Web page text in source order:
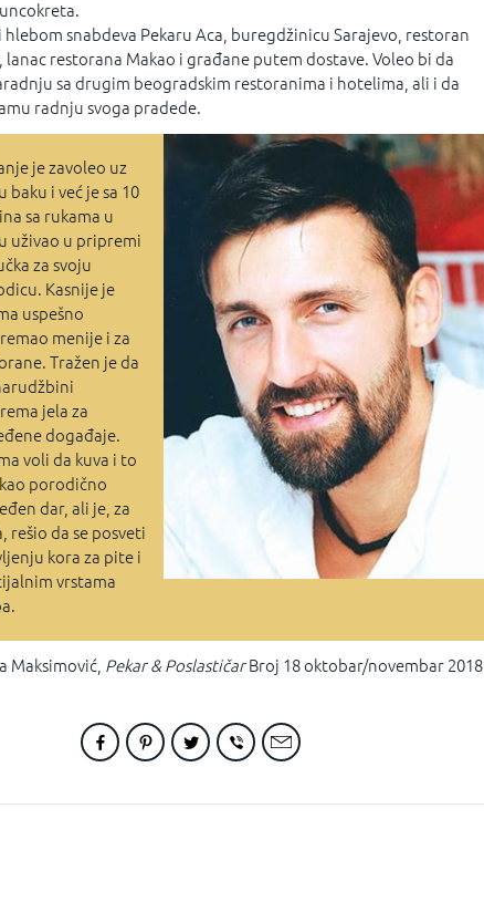
hlebom snabdeva Pekaru Aca, buregdžinicu Sarajevo, restoran
lanac restorana Makao i građane putem dostave. Voleo bi da
sa drugim beogradskim restoranima i hotelima, ali i da
radnju svoga pradede.
je zavoleo uz
baku i već je sa 10
sa rukama u
uživao u pripremi
za svoju
Kasnije je
uspešno
menije i za
Tražen je da
jela za
događaje.
voli da kuva i to
porodično
dar, ali je, za
rešio da se posveti
kora za pite i
vrstama
Maksimović, Pekar & PoslastičarBroj 18 oktobar/novembar 2018